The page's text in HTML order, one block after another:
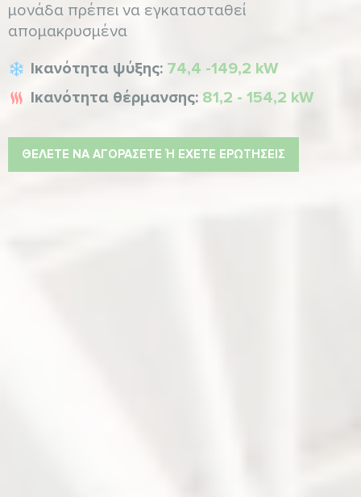
μονάδα πρέπει να εγκατασταθεί
απομακρυσμένα
Ικανότητα ψύξης: 74,4 -149,2 kW
Ικανότητα θέρμανσης: 81,2 - 154,2 kW
ΘΈΛΕΤΕ ΝΑ ΑΓΟΡΆΣΕΤΕ Ή ΈΧΕΤΕ ΕΡΩΤΉΣΕΙΣ